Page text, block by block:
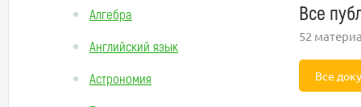
Алгебра
Английский язык
Астрономия
Все
52
Все